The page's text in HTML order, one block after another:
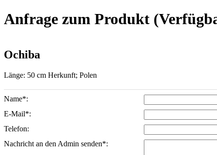
Anfrage zum Produkt
Ochiba
Länge: 50 cm Herkunft; Polen
Name*:
E-Mail*:
Telefon:
Nachricht an den Admin senden*: